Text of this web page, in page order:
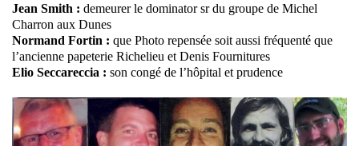
Jean Smith : demeurer le dominator sr du groupe de Michel
Charron aux Dunes
Normand Fortin : que Photo repensée soit aussi fréquenté que
l’ancienne papeterie Richelieu et Denis Fournitures
Elio Seccareccia : son congé de l’hôpital et prudence